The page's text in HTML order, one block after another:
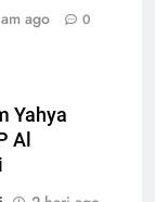
ago 0
Yahya
Al